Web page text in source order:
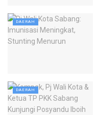
DAERAH
DAERAH